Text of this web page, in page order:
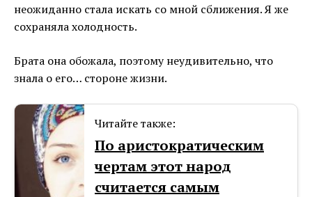
неожиданно стала искать со мной сближения. Я же
сохраняла холодность.
Брата она обожала, поэтому неудивительно, что
знала о его… стороне жизни.
Читайте также:
По аристократическим
чертам этот народ
считается самым